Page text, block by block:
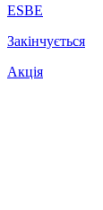
ESBE
Закінчується
Акція